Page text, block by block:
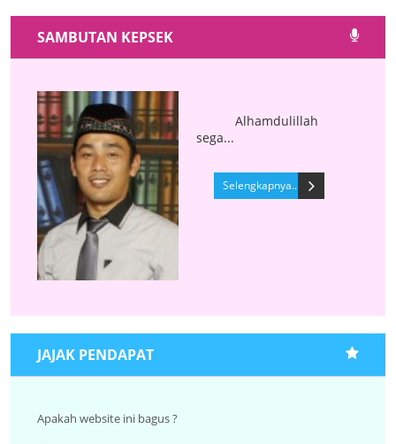
SAMBUTAN KEPSEK
Alhamdulillah
sega...
Selengkapnya..
JAJAK PENDAPAT
Apakah website ini bagus ?